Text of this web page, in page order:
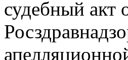
судебный акт